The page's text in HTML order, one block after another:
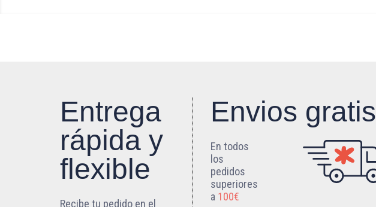
Entrega
rápida y
flexible
Recibe tu pedido en el
Envios gratis
En todos
los
pedidos
superiores
a 100€